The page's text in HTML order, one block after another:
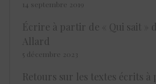
14 septembre 2019
Écrire à partir de « Qui sait »
Allard
5 décembre 2023
Retours sur les textes écrits à